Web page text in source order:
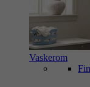
Vaskerom